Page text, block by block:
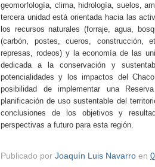
geomorfología, clima, hidrología, suelos,
tercera unidad está orientada hacia las
los recursos naturales (forraje, agua,
(carbón, postes, cueros, construcción,
represas, rodeos) y la economía de las
dedicada a la conservación y
potencialidades y los impactos del
posibilidad de implementar una
planificación de uso sustentable del
conclusiones de los objetivos y
perspectivas a futuro para esta región.
Publicado por Joaquín Luis Navarro en